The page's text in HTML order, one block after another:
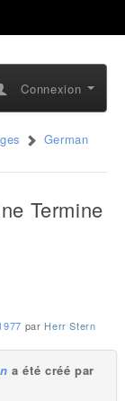
Connexion
German
Termine
par Herr Stern
a été créé par